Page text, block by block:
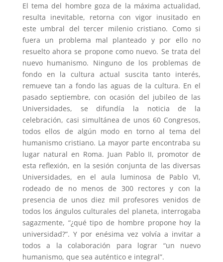
El tema del hombre goza de la máxima actualidad,
resulta inevitable, retorna con vigor inusitado en
este umbral del tercer milenio cristiano. Como si
fuera un problema mal planteado y por ello no
resuelto ahora se propone como nuevo. Se trata del
nuevo humanismo. Ninguno de los problemas de
fondo en la cultura actual suscita tanto interés,
remueve tan a fondo las aguas de la cultura. En el
pasado septiembre, con ocasión del jubileo de las
Universidades, se difundía la noticia de la
celebración, casi simultánea de unos 60 Congresos,
todos ellos de algún modo en torno al tema del
humanismo cristiano. La mayor parte encontraba su
lugar natural en Roma. Juan Pablo II, promotor de
esta reflexión, en la sesión conjunta de las diversas
Universidades, en el aula luminosa de Pablo VI,
rodeado de no menos de 300 rectores y con la
presencia de unos diez mil profesores venidos de
todos los ángulos culturales del planeta, interrogaba
sagazmente, “¿qué tipo de hombre propone hoy la
universidad?”. Y por enésima vez volvía a invitar a
todos a la colaboración para lograr “un nuevo
humanismo, que sea auténtico e integral”.